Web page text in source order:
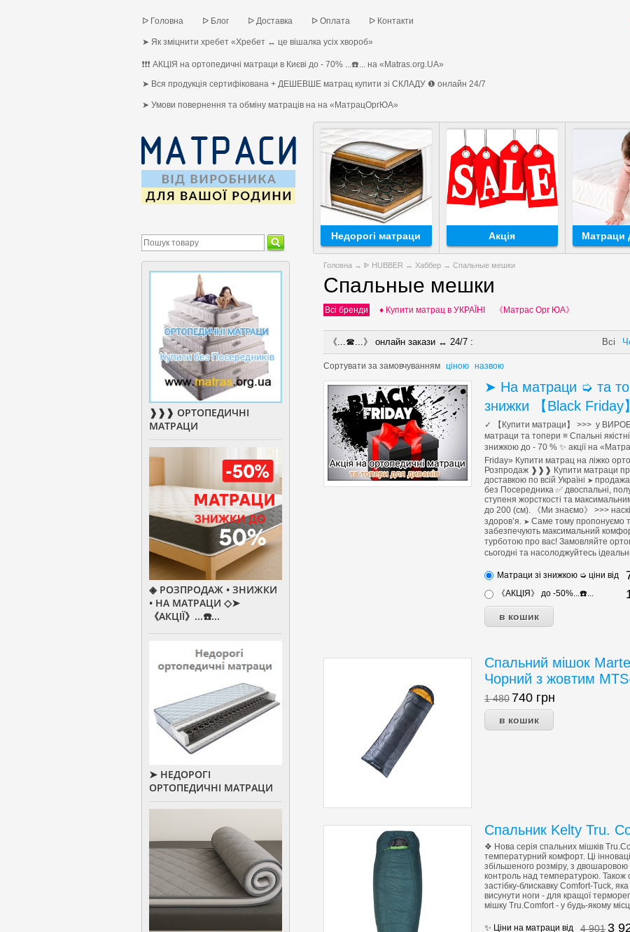
ᐅ Головна ᐅ Блог ᐅ Доставка ᐅ Оплата ᐅ Контакти
➤ Як зміцнити хребет «Хребет ↔ це вішалка усіх хвороб»
❗❗❗ АКЦІЯ на ортопедичні матраци в Києві до - 70% ...☎️... на «Matras.org.UA»
➤ Вся продукція сертифікована + ДЕШЕВШЕ матрац купити зі СКЛАДУ ❶ онлайн 24/7
➤ Умови повернення та обміну матраців на на «МатрацОргЮА»
Недорогі матраци Акція Матраци
Головна → ᐈ HUBBER ↔ Хаббер → Спальные мешки
Спальные мешки
Всі бренди ♦ Купити матрац в УКРАЇНІ 《Матрас Орг ЮА》
《...☎...》 онлайн закази ↔ 24/7 : Всі
Сортувати за замовчуванням ціною назвою
➤ На матраци ➭ та
знижки 【Black Friday】
✓ 【Купити матраци】 >>> у
матраци та топери ≡ Спальні
знижкою до - 70 % ✨ акції на
Friday» Купити матрац на ліжко
Розпродаж ❱❱❱ Купити матраци
доставкою по всій Україні ➤
без Посередника ✅ двоспальні,
ступеня жорсткості та
до 200 (см). 《Ми знаємо》 >>>
здоров’я. ➤ Саме тому пропонуємо
забезпечують максимальний
турботою про вас! Замовляйте
сьогодні та насолоджуйтесь
Матраци зі знижкою ➭ ціни від
《АКЦІЯ》 до -50%...☎️...
Спальний мішок
Чорний з жовтим
1 480 740 грн
Спальник Kelty Tru.
❖ Нова серія спальних мішків
температурний комфорт. Ці
збільшеного розміру, з
контроль над температурою. Також
застібку-блискавку Comfort-Tuck,
висунути ноги - для кращої
мішку Tru.Comfort - у будь-якому
✨ Ціни на матраци від 4 901 3
❱❱❱ ОРТОПЕДИЧНІ
МАТРАЦИ
◈ РОЗПРОДАЖ • ЗНИЖКИ
• НА МАТРАЦИ ◇➤
《АКЦІЇ》...☎️...
➤ НЕДОРОГІ
ОРТОПЕДИЧНІ МАТРАЦИ